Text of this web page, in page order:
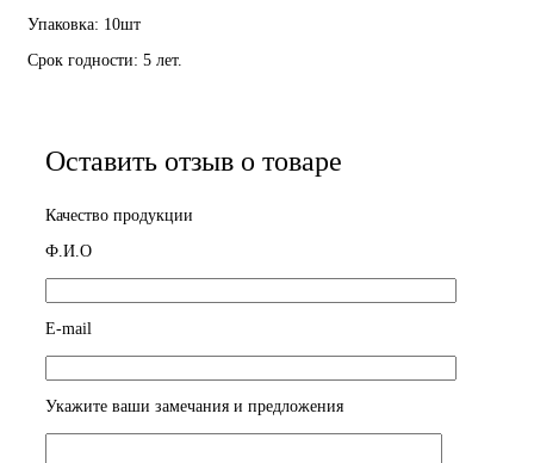
Упаковка: 10шт
Срок годности: 5 лет.
Оставить отзыв о товаре
Качество продукции
Ф.И.О
E-mail
Укажите ваши замечания и предложения